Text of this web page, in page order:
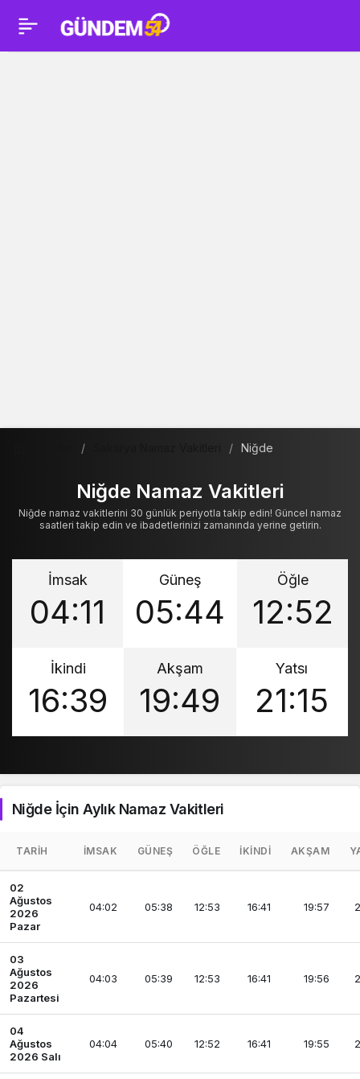
Niğde
Niğde Namaz Vakitleri
Niğde namaz vakitlerini 30 günlük periyotla takip edin! Güncel namaz
saatleri takip edin ve ibadetlerinizi zamanında yerine getirin.
İmsak
04:11
Güneş
05:44
Öğle
12:52
İkindi
16:39
Akşam
19:49
Yatsı
21:15
Niğde İçin Aylık Namaz Vakitleri
TARIH İMSAK GÜNEŞ ÖĞLE İKINDI AKŞAM
02
Ağustos
2026
Pazar
04:02 05:38 12:53 16:41 19:57
03
Ağustos
2026
Pazartesi
04:03 05:39 12:53 16:41 19:56
04
Ağustos
2026 Salı
04:04 05:40 12:52 16:41 19:55